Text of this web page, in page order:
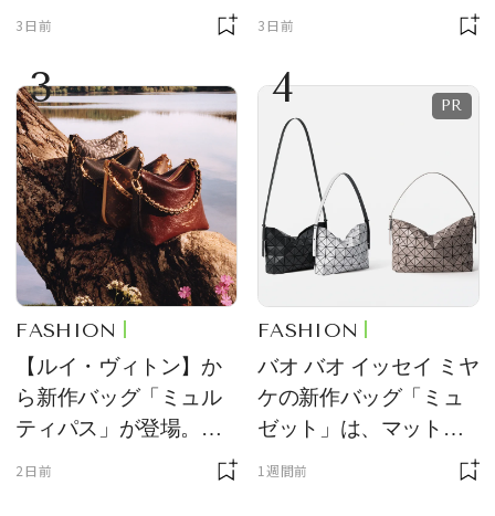
ーチ「はとっこ」を限
3日前
ーン型がスタイリング
3日前
3
FASHION
【ルイ・ヴィトン】か
ら新作バッグ「ミュル
ティパス」が登場。ミ
ニサイズもラインナッ
2日前
4
FASHION
バオ バオ イッセイ ミヤ
ケの新作バッグ「ミュ
ゼット」は、マットな
1週間前